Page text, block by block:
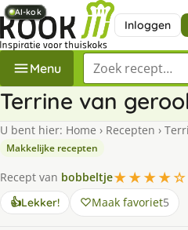
Inloggen
Menu Zoek een recept
Terrine van
U bent hier: Home › Recepten ›
Makkelijke recepten
Recept van bobbeltje★★★★☆
👍Lekker! Maak favoriet5
AI-kok
AI-kok
AI-kok
AI-kok
AI-kok
AI-kok